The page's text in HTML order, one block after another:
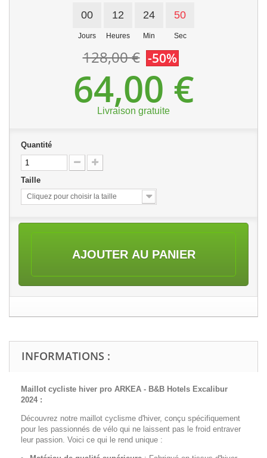
00
Jours
12
Heures
24
Min
50
Sec
128,00 € -50%
64,00 €
Livraison gratuite
Quantité
Taille
Cliquez pour choisir la taille
AJOUTER AU PANIER
INFORMATIONS :
Maillot cycliste hiver pro ARKEA - B&B Hotels Excalibur
2024 :
Découvrez notre maillot cyclisme d'hiver, conçu spécifiquement
pour les passionnés de vélo qui ne laissent pas le froid entraver
leur passion. Voici ce qui le rend unique :